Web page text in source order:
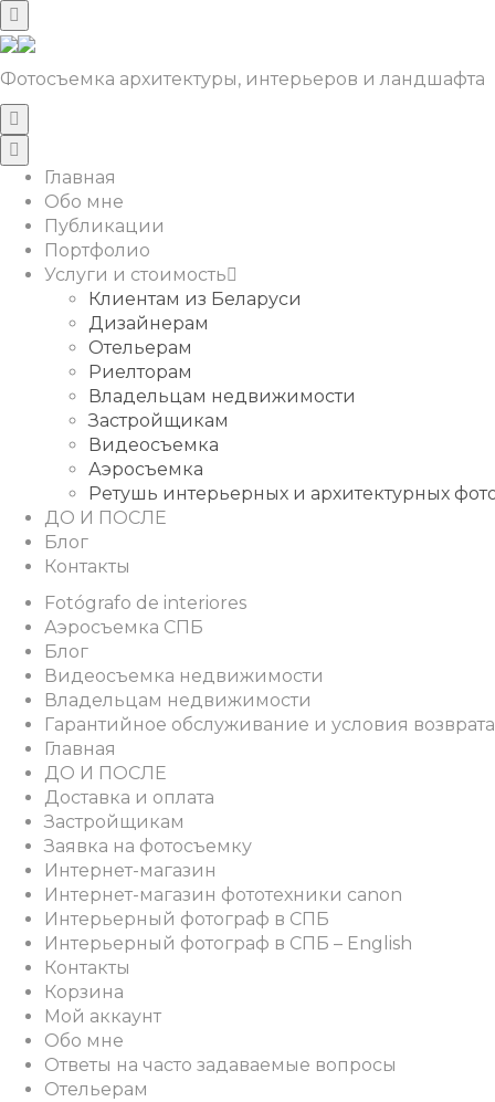
Фотосъемка архитектуры, интерьеров и ландшафта
Главная
Обо мне
Публикации
Портфолио
Услуги и стоимость
Клиентам из Беларуси
Дизайнерам
Отельерам
Риелторам
Владельцам недвижимости
Застройщикам
Видеосъемка
Аэросъемка
Ретушь интерьерных и архитектурных
ДО И ПОСЛЕ
Блог
Контакты
Fotógrafo de interiores
Аэросъемка СПБ
Блог
Видеосъемка недвижимости
Владельцам недвижимости
Гарантийное обслуживание и условия
Главная
ДО И ПОСЛЕ
Доставка и оплата
Застройщикам
Заявка на фотосъемку
Интернет-магазин
Интернет-магазин фототехники canon
Интерьерный фотограф в СПБ
Интерьерный фотограф в СПБ – English
Контакты
Корзина
Мой аккаунт
Обо мне
Ответы на часто задаваемые вопросы
Отельерам